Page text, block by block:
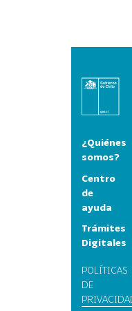
¿Quiénes
somos?
Centro
de
ayuda
Trámites
Digitales
POLÍTICAS
DE